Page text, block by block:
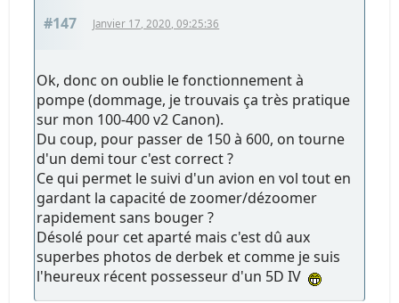
#147 Janvier 17, 2020, 09:25:36
Ok, donc on oublie le fonctionnement à
pompe (dommage, je trouvais ça très pratique
sur mon 100-400 v2 Canon).
Du coup, pour passer de 150 à 600, on tourne
d'un demi tour c'est correct ?
Ce qui permet le suivi d'un avion en vol tout en
gardant la capacité de zoomer/dézoomer
rapidement sans bouger ?
Désolé pour cet aparté mais c'est dû aux
superbes photos de derbek et comme je suis
l'heureux récent possesseur d'un 5D IV